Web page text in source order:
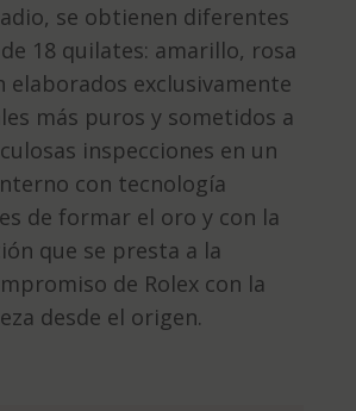
se obtienen diferentes
18 quilates: amarillo, rosa
elaborados exclusivamente
más puros y sometidos a
inspecciones en un
con tecnología
de formar el oro y con la
que se presta a la
de Rolex con la
desde el origen.